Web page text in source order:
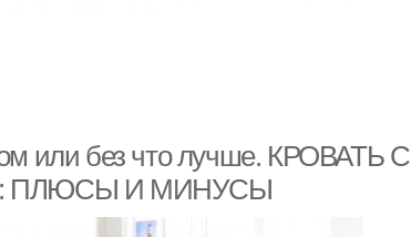
или без что лучше. КРОВАТЬ С
ПЛЮСЫ И МИНУСЫ